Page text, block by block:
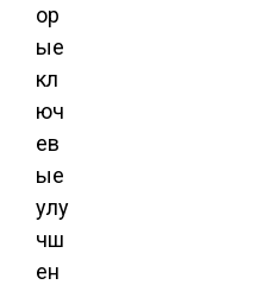
ор
ые
кл
юч
ев
ые
улу
чш
ен